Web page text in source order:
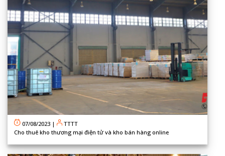
07/08/2023 |
TTTT
Cho thuê kho thương mại điện tử và kho bán hàng online